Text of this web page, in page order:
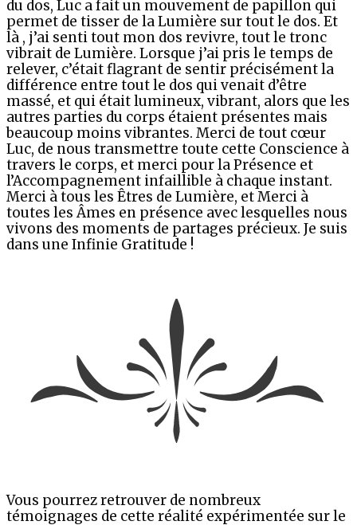
du dos, Luc a fait un mouvement de papillon qui
permet de tisser de la Lumière sur tout le dos. Et
là , j’ai senti tout mon dos revivre, tout le tronc
vibrait de Lumière. Lorsque j’ai pris le temps de
relever, c’était flagrant de sentir précisément la
différence entre tout le dos qui venait d’être
massé, et qui était lumineux, vibrant, alors que les
autres parties du corps étaient présentes mais
beaucoup moins vibrantes. Merci de tout cœur
Luc, de nous transmettre toute cette Conscience à
travers le corps, et merci pour la Présence et
l’Accompagnement infaillible à chaque instant.
Merci à tous les Êtres de Lumière, et Merci à
toutes les Âmes en présence avec lesquelles nous
vivons des moments de partages précieux. Je suis
dans une Infinie Gratitude !
Vous pourrez retrouver de nombreux
témoignages de cette réalité expérimentée sur le